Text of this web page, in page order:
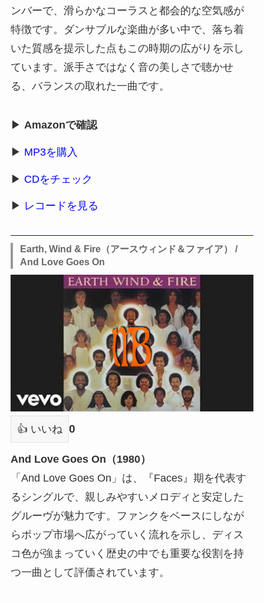
ンバーで、滑らかなコーラスと都会的な空気感が
特徴です。ダンサブルな楽曲が多い中で、落ち着
いた質感を提示した点もこの時期の広がりを示し
ています。派手さではなく音の美しさで聴かせ
る、バランスの取れた一曲です。
▶ Amazonで確認
▶ MP3を購入
▶ CDをチェック
▶ レコードを見る
Earth, Wind & Fire（アースウィンド＆ファイア） /
And Love Goes On
👍 いいね 0
And Love Goes On（1980）
「And Love Goes On」は、『Faces』期を代表す
るシングルで、親しみやすいメロディと安定した
グルーヴが魅力です。ファンクをベースにしなが
らポップ市場へ広がっていく流れを示し、ディス
コ色が強まっていく歴史の中でも重要な役割を持
つ一曲として評価されています。